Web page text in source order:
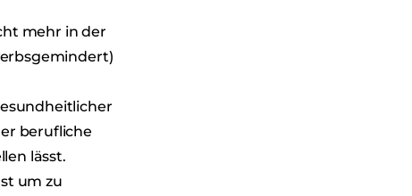
mehr in der
berufliche
lässt.
um zu